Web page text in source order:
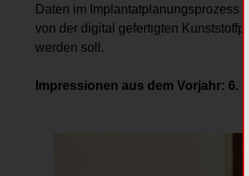
Daten im Implantatplanungsprozess
von der digital gefertigten
werden soll.
Impressionen aus dem Vorjahr: 6.